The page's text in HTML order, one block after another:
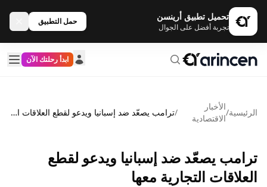
تحميل تطبيق أرينسن
تجربة أفضل على الجوال
حمل التطبيق
ابدأ رحلتك الآن
الرئيسية/
الأخبار
الاقتصادية
/ ترامب يصعّد ضد إسبانيا ويدعو لقطع العلاقات التجارية معها
ترامب يصعّد ضد إسبانيا ويدعو لقطع
العلاقات التجارية معها